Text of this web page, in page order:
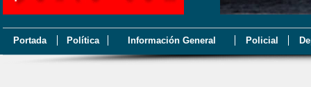
Portada Política Información General Policial